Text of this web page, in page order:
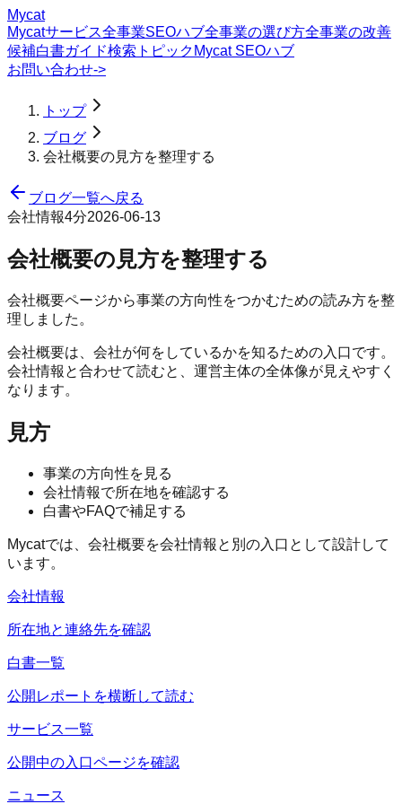
Mycat
Mycatサービス全事業SEOハブ全事業の選び方全事業の改善
候補白書ガイド検索トピック Mycat SEOハブ
お問い合わせ->
トップ
ブログ
会社概要の見方を整理する
ブログ一覧へ戻る
会社情報4分2026-06-13
会社概要の見方を整理する
会社概要ページから事業の方向性をつかむための読み方を整
理しました。
会社概要は、会社が何をしているかを知るための入口です。
会社情報と合わせて読むと、運営主体の全体像が見えやすく
なります。
見方
事業の方向性を見る
会社情報で所在地を確認する
白書やFAQで補足する
Mycatでは、会社概要を会社情報と別の入口として設計して
います。
会社情報
所在地と連絡先を確認
白書一覧
公開レポートを横断して読む
サービス一覧
公開中の入口ページを確認
ニュース